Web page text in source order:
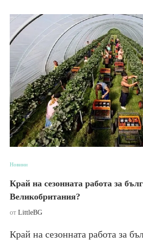
Новини
Край на сезонната работа за
Великобритания?
от LittleBG
Край на сезонната работа за